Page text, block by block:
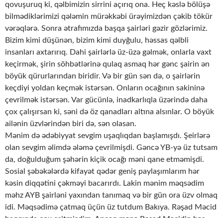
qovuşuruq ki, qəlbimizin sirrini açırıq ona. Heç kəslə bölüşə
bilmədiklərimizi qələmin mürəkkəbi ürəyimizdən çəkib tökür
vərəqlərə. Sonra ətrafımızda başqa şairləri gəzir gözlərimiz.
Bizim kimi düşünən, bizim kimi duyğulu, həssas qəlbli
insanları axtarırıq. Dahi şairlərlə üz-üzə gəlmək, onlarla vaxt
keçirmək, şirin söhbətlərinə qulaq asmaq hər gənc şairin ən
böyük qürurlarından biridir. Və bir gün sən də, o şairlərin
keçdiyi yoldan keçmək istərsən. Onların ocağının sakininə
çevrilmək istərsən. Var gücünlə, inadkarlıqla üzərində daha
çox çalışırsan ki, səni də öz qanadları altına alsınlar. O böyük
ailənin üzvlərindən biri də, sən olasan.
Mənim də ədəbiyyat sevgim uşaqlıqdan başlamışdı. Şeirlərə
olan sevgim əlimdə ələmə çevrilmişdi. Gəncə YB-yə üz tutsam
da, doğulduğum şəhərin kiçik ocağı məni qane etməmişdi.
Sosial şəbəkələrdə kifayət qədər geniş paylaşımlarım hər
kəsin diqqətini çəkməyi bacarırdı. Lakin mənim məqsədim
məhz AYB şairləni yaxından tanımaq və bir gün ora üzv olmaq
idi. Məqsədimə çatmaq üçün üz tutdum Bakıya. Rəşad Məcid